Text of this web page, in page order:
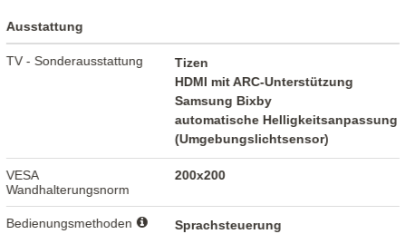
Ausstattung
TV - Sonderausstattung
Tizen
HDMI mit ARC-Unterstützung
Samsung Bixby
automatische Helligkeitsanpassung
(Umgebungslichtsensor)
VESA
Wandhalterungsnorm
200x200
Bedienungsmethoden Sprachsteuerung